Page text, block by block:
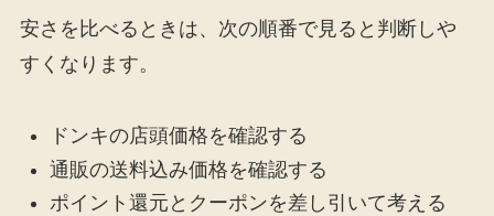
安さを比べるときは、次の順番で見ると判断しや
すくなります。
ドンキの店頭価格を確認する
通販の送料込み価格を確認する
ポイント還元とクーポンを差し引いて考える